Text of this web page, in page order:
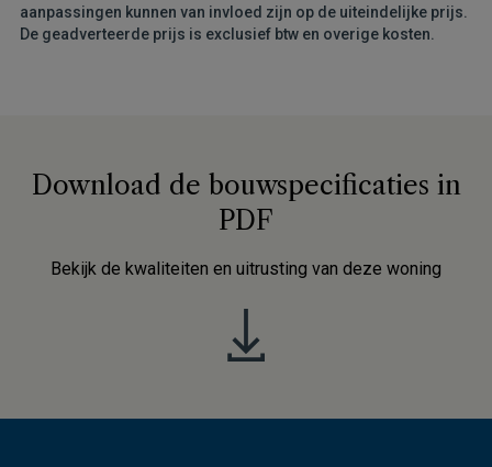
aanpassingen kunnen van invloed zijn op de uiteindelijke prijs.
De geadverteerde prijs is exclusief btw en overige kosten.
Download de bouwspecificaties in
PDF
Bekijk de kwaliteiten en uitrusting van deze woning